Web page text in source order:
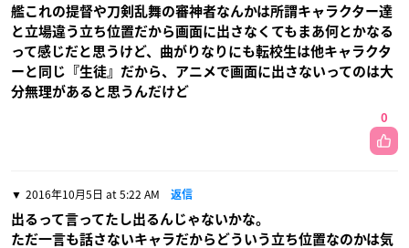
艦これの提督や刀剣乱舞の審神者なんかは所謂キャラクター達
と立場違う立ち位置だから画面に出さなくてもまあ何とかなる
って感じだと思うけど、曲がりなりにも転校生は他キャラクタ
ーと同じ『生徒』だから、アニメで画面に出さないってのは大
分無理があると思うんだけど
0
2016年10月5日 at 5:22 AM 返信
出るって言ってたし出るんじゃないかな。
ただ一言も話さないキャラだからどういう立ち位置なのかは気